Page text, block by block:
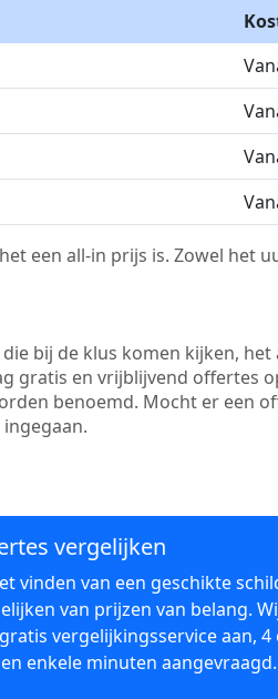
een all-in prijs is. Zowel het
bij de klus komen kijken,
gratis en vrijblijvend offertes
benoemd. Mocht er een
vergelijken
vinden van een geschikte
van prijzen van belang.
vergelijkingsservice aan,
enkele minuten aangevraagd.